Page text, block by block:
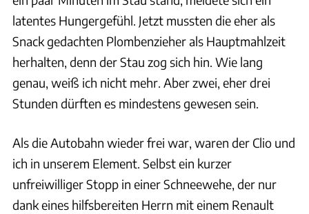
latentes Hungergefühl. Jetzt mussten die eher als
Snack gedachten Plombenzieher als Hauptmahlzeit
herhalten, denn der Stau zog sich hin. Wie lang
genau, weiß ich nicht mehr. Aber zwei, eher drei
Stunden dürften es mindestens gewesen sein.
Als die Autobahn wieder frei war, waren der Clio und
ich in unserem Element. Selbst ein kurzer
unfreiwilliger Stopp in einer Schneewehe, der nur
dank eines hilfsbereiten Herrn mit einem Renault